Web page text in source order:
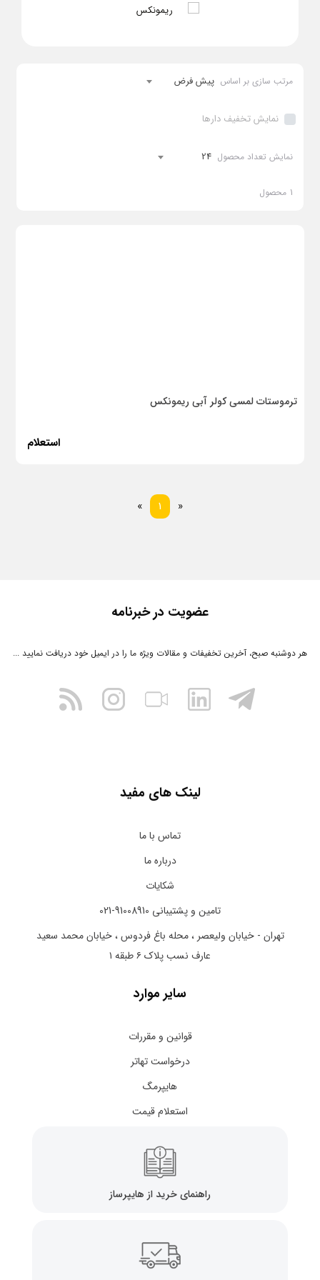
0 ریال -
0 ریال
مرتب سازی بر اساس پیش فرض
نمایش تخفیف دارها
نمایش تعداد محصول 24
1 محصول
ترموستات لمسی کولر آبی ریمونکس
استعلام
«قبلی1 »بعدی
لینک های مفید
تماس با ما
درباره ما
شکایات
تامین و پشتیبانی 91008910-021
تهران - خیابان ولیعصر ، محله باغ فردوس ، خیابان محمد سعید
عارف نسب پلاک ۶ طبقه ۱
سایر موارد
قوانین و مقررات
درخواست تهاتر
هایپرمگ
استعلام قیمت
راهنمای خرید از هایپرساز
عضویت در خبرنامه
هر دوشنبه صبح، آخرین تخفیفات و مقالات ویژه ما را در ایمیل خود دریافت نمایید ...